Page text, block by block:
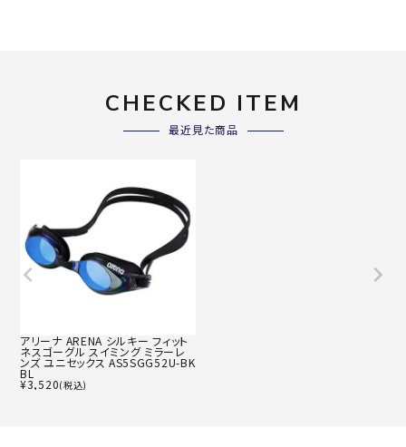
CHECKED ITEM
最近見た商品
アリーナ ARENA シルキー フィット
ネスゴーグル スイミング ミラーレ
ンズ ユニセックス AS5SGG52U-BK
BL
¥3,520(税込)